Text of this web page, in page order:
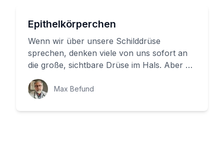
Epithelkörperchen
Wenn wir über unsere Schilddrüse
sprechen, denken viele von uns sofort an
die große, sichtbare Drüse im Hals. Aber es
gibt noch eine weitere, kleine, ...
Max Befund